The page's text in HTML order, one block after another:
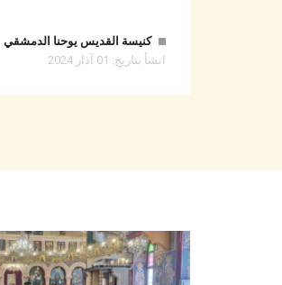
كنيسة القديس يوحنا الدمشقي
انشأ بتاريخ: 01 آذار 2024